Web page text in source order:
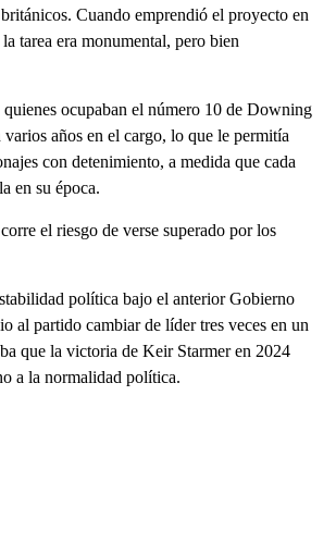
Cuando emprendió el proyecto en
tarea era monumental, pero bien
quienes ocupaban el número 10 de Downing
varios años en el cargo, lo que le permitía
con detenimiento, a medida que cada
en su época.
el riesgo de verse superado por los
política bajo el anterior Gobierno
al partido cambiar de líder tres veces en un
que la victoria de Keir Starmer en 2024
a la normalidad política.